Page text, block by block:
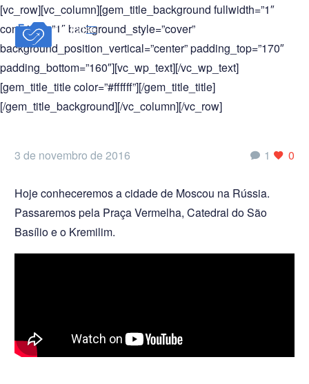
[vc_row][vc_column][gem_title_background fullwidth=”1″
container=”1″ background_style=”cover”
background_position_vertical=”center” padding_top=”170″
padding_bottom=”160″][vc_wp_text][/vc_wp_text]
[gem_title_title color=”#ffffff”][/gem_title_title]
[/gem_title_background][/vc_column][/vc_row]
1 0
3 de novembro de 2016
Hoje conheceremos a cidade de Moscou na Rússia.
Passaremos pela Praça Vermelha, Catedral do São
Basílio e o Kremilim.